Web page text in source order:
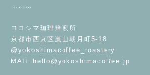
ヨコシマ珈琲焙煎所
京都市西京区嵐山朝月町5-18
@yokoshimacoffee_roastery
MAIL
hello@yokoshimacoffee.jp